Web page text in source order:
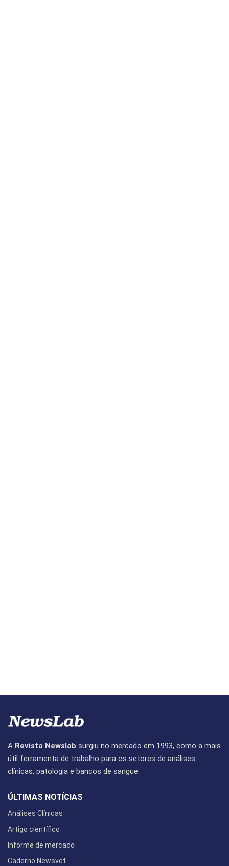
A Revista Newslab surgiu no mercado em 1993, como a mais
útil ferramenta de trabalho para os setores de análises
clínicas, patologia e bancos de sangue.
ÚLTIMAS NOTÍCIAS
Análises Clínicas
Artigo científico
Informe de mercado
Caderno Newsvet